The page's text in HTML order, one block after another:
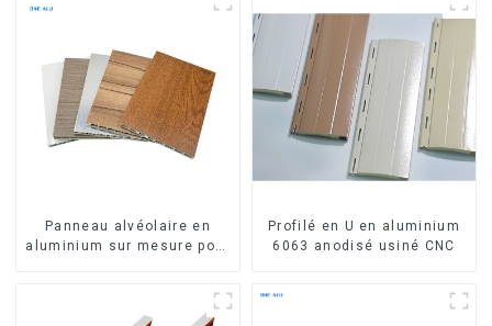
Panneau alvéolaire en
aluminium sur mesure pour
Profilé en U en aluminium
6063 anodisé usiné CNC